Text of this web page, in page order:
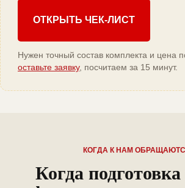
ОТКРЫТЬ ЧЕК-ЛИСТ
Нужен точный состав комплекта и цена
оставьте заявку, посчитаем за 15 минут.
КОГДА К НАМ
Когда